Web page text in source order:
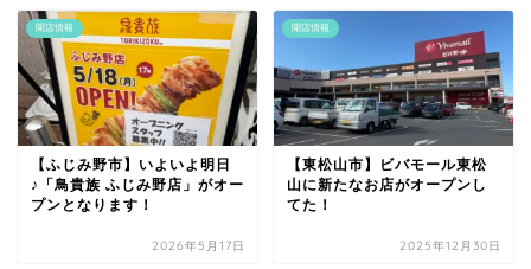
開店情報
【ふじみ野市】いよいよ明日
♪「鳥貴族 ふじみ野店」がオー
プンとなります！
2026年5月17日
開店情報
【東松山市】ビバモール東松
山に新たなお店がオープンし
てた！
2025年12月30日